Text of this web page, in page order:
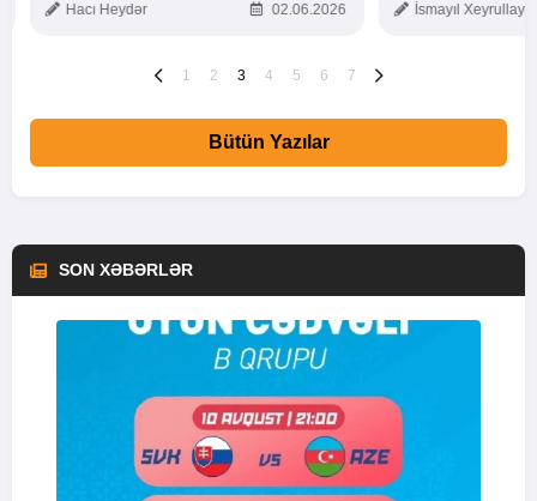
Hacı Heydər 02.06.2026 İsmayıl
1 2 3 4 5 6 7
Bütün Yazılar
SON XƏBƏRLƏR